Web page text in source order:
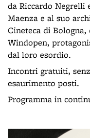
da Riccardo Negrelli
Maenza e al suo
Cineteca di
Windopen,
dal loro esordio.
Incontri gratuiti,
esaurimento posti.
Programma in